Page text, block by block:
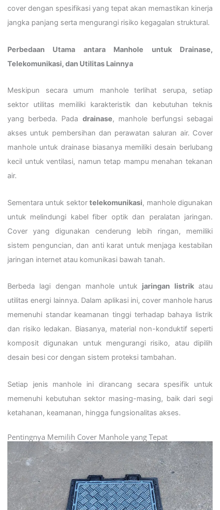
cover dengan spesifikasi yang tepat akan memastikan kinerja
jangka panjang serta mengurangi risiko kegagalan struktural.
Perbedaan Utama antara Manhole untuk Drainase,
Telekomunikasi, dan Utilitas Lainnya
Meskipun secara umum manhole terlihat serupa, setiap
sektor utilitas memiliki karakteristik dan kebutuhan teknis
yang berbeda. Pada drainase, manhole berfungsi sebagai
akses untuk pembersihan dan perawatan saluran air. Cover
manhole untuk drainase biasanya memiliki desain berlubang
kecil untuk ventilasi, namun tetap mampu menahan tekanan
air.
Sementara untuk sektortelekomunikasi, manhole digunakan
untuk melindungi kabel fiber optik dan peralatan jaringan.
Cover yang digunakan cenderung lebih ringan, memiliki
sistem penguncian, dan anti karat untuk menjaga kestabilan
jaringan internet atau komunikasi bawah tanah.
Berbeda lagi dengan manhole untuk jaringan listrikatau
utilitas energi lainnya. Dalam aplikasi ini, cover manhole harus
memenuhi standar keamanan tinggi terhadap bahaya listrik
dan risiko ledakan. Biasanya, material non-konduktif seperti
komposit digunakan untuk mengurangi risiko, atau dipilih
desain besi cor dengan sistem proteksi tambahan.
Setiap jenis manhole ini dirancang secara spesifik untuk
memenuhi kebutuhan sektor masing-masing, baik dari segi
ketahanan, keamanan, hingga fungsionalitas akses.
Pentingnya Memilih Cover Manhole yang Tepat